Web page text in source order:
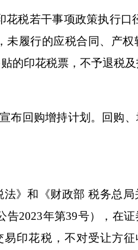
花税若干事项政策执行口
未履行的应税合同、产
的印花税票，不予退税及
布回购增持计划。回购
》和《财政部 税务总局
告2023年第39号），在
印花税，不对受让方征